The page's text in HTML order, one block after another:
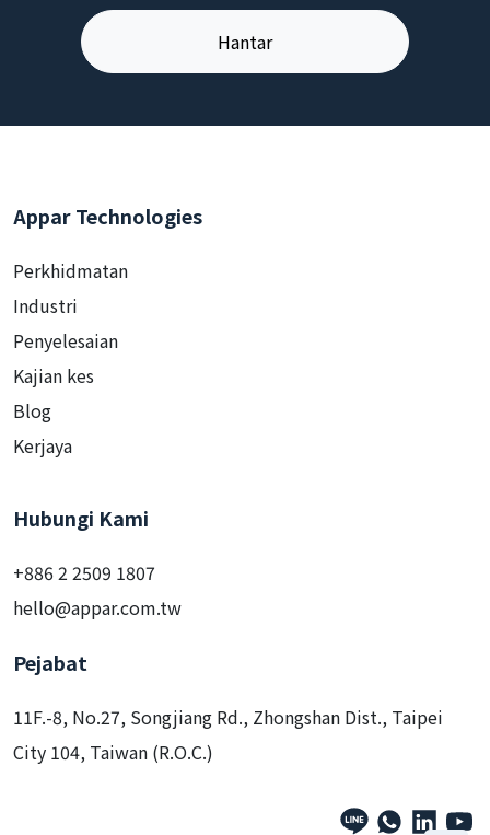
Perkhidmatan
Industri
Penyelesaian
Kajian kes
Blog
+886 2 2509 1807
11F.-8, No.27, Songjiang Rd., Zhongshan Dist., Taipei